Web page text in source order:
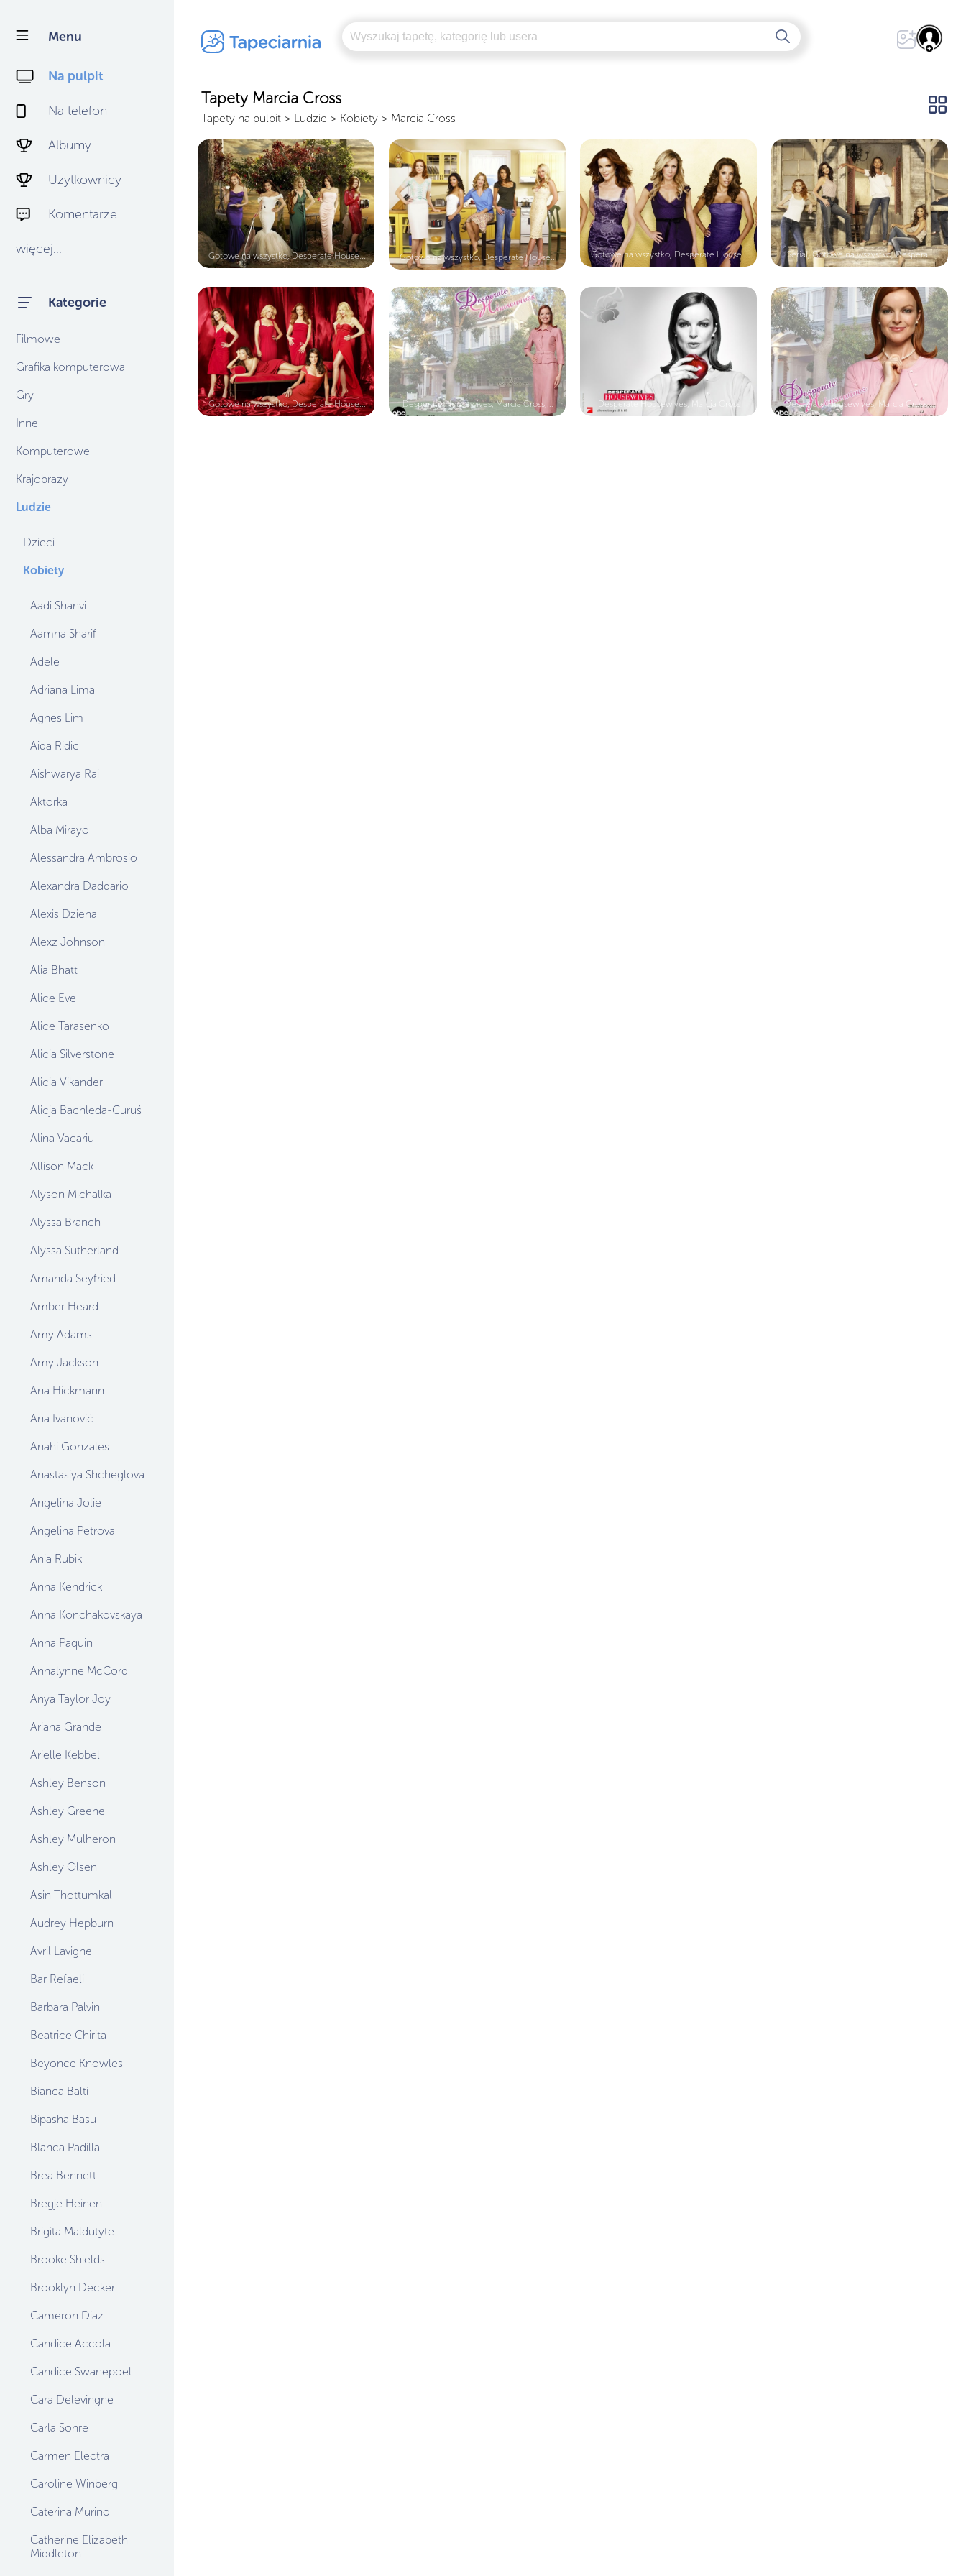
Menu
Na pulpit
Na telefon
Albumy
Użytkownicy
Komentarze
więcej...
Kategorie
Filmowe
Grafika komputerowa
Gry
Inne
Komputerowe
Krajobrazy
Ludzie
Dzieci
Kobiety
Aadi Shanvi
Aamna Sharif
Adele
Adriana Lima
Agnes Lim
Aida Ridic
Aishwarya Rai
Aktorka
Alba Mirayo
Alessandra Ambrosio
Alexandra Daddario
Alexis Dziena
Alexz Johnson
Alia Bhatt
Alice Eve
Alice Tarasenko
Alicia Silverstone
Alicia Vikander
Alicja Bachleda-Curuś
Alina Vacariu
Allison Mack
Alyson Michalka
Alyssa Branch
Alyssa Sutherland
Amanda Seyfried
Amber Heard
Amy Adams
Amy Jackson
Ana Hickmann
Ana Ivanović
Anahi Gonzales
Anastasiya Shcheglova
Angelina Jolie
Angelina Petrova
Ania Rubik
Anna Kendrick
Anna Konchakovskaya
Anna Paquin
Annalynne McCord
Anya Taylor Joy
Ariana Grande
Arielle Kebbel
Ashley Benson
Ashley Greene
Ashley Mulheron
Ashley Olsen
Asin Thottumkal
Audrey Hepburn
Avril Lavigne
Bar Refaeli
Barbara Palvin
Beatrice Chirita
Beyonce Knowles
Bianca Balti
Bipasha Basu
Blanca Padilla
Brea Bennett
Bregje Heinen
Brigita Maldutyte
Brooke Shields
Brooklyn Decker
Cameron Diaz
Candice Accola
Candice Swanepoel
Cara Delevingne
Carla Sonre
Carmen Electra
Caroline Winberg
Caterina Murino
Catherine Elizabeth
Middleton
Tapety Marcia Cross
Tapety na pulpit > Ludzie > Kobiety > Marcia Cross
Gotowe na wszystko, Desperate House... Gotowe na wszystko, Desperate House... Gotowe na wszystko, Desperate House... Serial, Gotowe na wszystko, Despera...
Gotowe na wszystko, Desperate House... Desperate Housewives, Marcia Cross,... Desperate Housewives, Marcia Cross Desperate Housewives, Marcia Cross,...